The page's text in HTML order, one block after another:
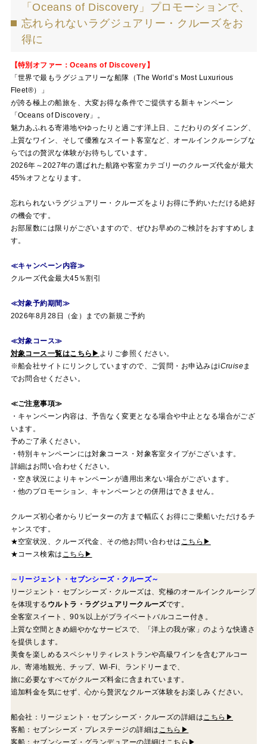
「Oceans of Discovery」プロモーションで、
忘れられないラグジュアリー・クルーズをお
得に
【特別オファー：Oceans of Discovery】
「世界で最もラグジュアリーな船隊（The World’s Most Luxurious
Fleet®）」
が誇る極上の船旅を、大変お得な条件でご提供する新キャンペーン
「Oceans of Discovery」。
魅力あふれる寄港地やゆったりと過ごす洋上日、こだわりのダイニング、
上質なワイン、そして優雅なスイート客室など、オールインクルーシブな
らではの贅沢な体験がお待ちしています。
2026年～2027年の選ばれた航路や客室カテゴリーのクルーズ代金が最大
45%オフとなります。
忘れられないラグジュアリー・クルーズをよりお得に予約いただける絶好
の機会です。
お部屋数には限りがございますので、ぜひお早めのご検討をおすすめしま
す。
≪キャンペーン内容≫
クルーズ代金最大45％割引
≪対象予約期間≫
2026年8月28日（金）までの新規ご予約
≪対象コース≫
対象コース一覧はこちら▶ よりご参照ください。
※船会社サイトにリンクしていますので、ご質問・お申込みはiCruiseま
でお問合せください。
≪ご注意事項≫
・キャンペーン内容は、予告なく変更となる場合や中止となる場合がござ
います。
予めご了承ください。
・特別キャンペーンには対象コース・対象客室タイプがございます。
詳細はお問い合わせください。
・空き状況によりキャンペーンが適用出来ない場合がございます。
・他のプロモーション、キャンペーンとの併用はできません。
クルーズ初心者からリピーターの方まで幅広くお得にご乗船いただけるチ
ャンスです。
★空室状況、クルーズ代金、その他お問い合わせは こちら▶
★コース検索は こちら▶
～リージェント・セブンシーズ・クルーズ～
リージェント・セブンシーズ・クルーズは、究極のオールインクルーシブ
を体現する ウルトラ・ラグジュアリークルーズです。
全客室スイート、90％以上がプライベートバルコニー付き。
上質な空間ときめ細やかなサービスで、「洋上の我が家」のような快適さ
を提供します。
美食を楽しめるスペシャリティレストランや高級ワインを含むアルコー
ル、寄港地観光、チップ、Wi-Fi、ランドリーまで、
旅に必要なすべてがクルーズ料金に含まれています。
追加料金を気にせず、心から贅沢なクルーズ体験をお楽しみください。
船会社：リージェント・セブンシーズ・クルーズの詳細はこちら▶
客船：セブンシーズ・プレステージの詳細は こちら▶
客船：セブンシーズ・グランデュアーの詳細は こちら▶